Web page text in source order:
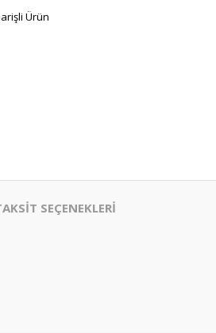
Ürün
SEÇENEKLERİ